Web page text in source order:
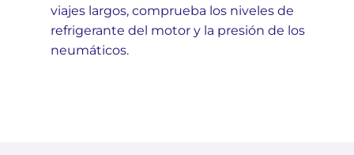
viajes largos, comprueba los niveles de
refrigerante del motor y la presión de los
neumáticos.